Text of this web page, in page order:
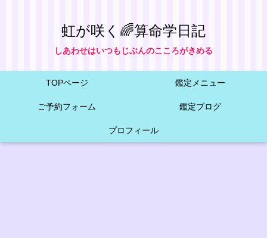
虹が咲く🌈算命学日記
しあわせはいつもじぶんのこころがきめる
TOPページ 鑑定メニュー
ご予約フォーム 鑑定ブログ
プロフィール